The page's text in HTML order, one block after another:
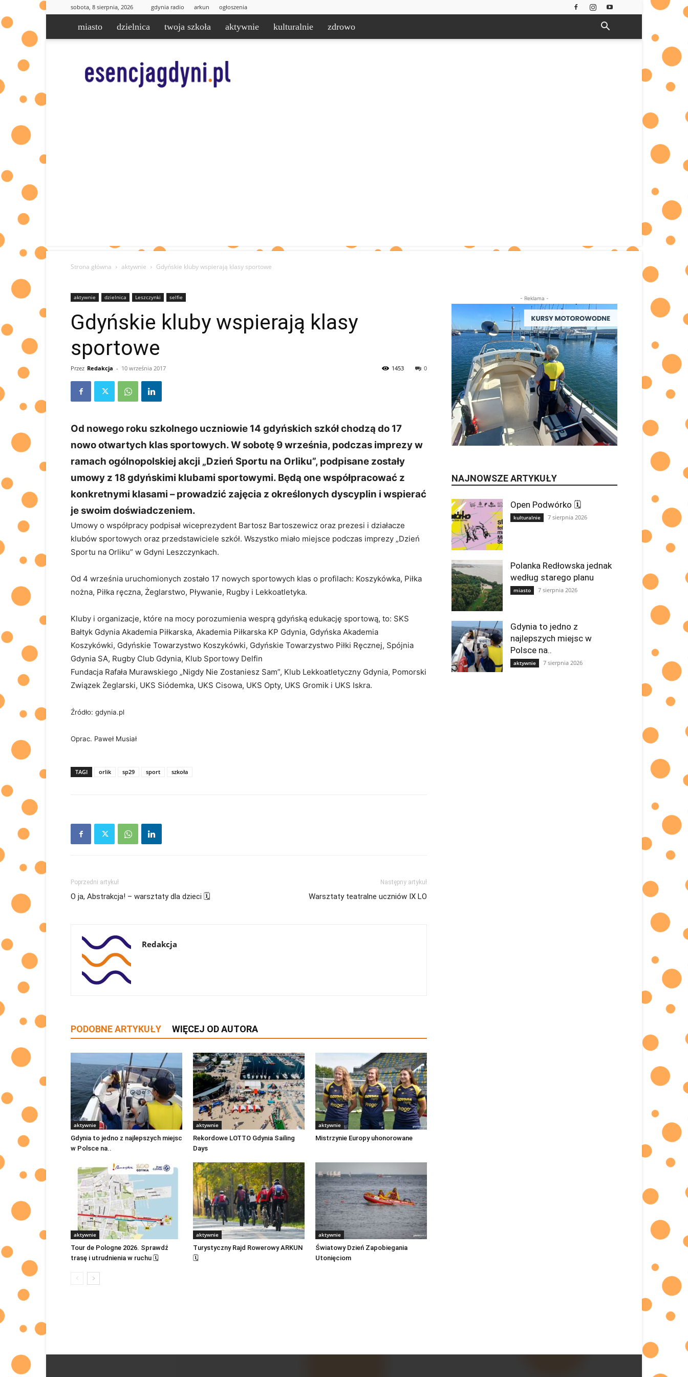
sobota, 8 sierpnia, 2026 gdynia radio arkun ogłoszenia
miasto dzielnica twoja szkoła aktywnie kulturalnie zdrowo
|
informacje
Strona główna aktywnie Gdyńskie kluby wspierają klasy sportowe
aktywnie dzielnica Leszczynki selfie
Gdyńskie kluby wspierają klasy
sportowe
Przez Redakcja - 10 września 2017 0
1453
Od nowego roku szkolnego uczniowie 14 gdyńskich szkół chodzą do 17
nowo otwartych klas sportowych. W sobotę 9 września, podczas imprezy w
ramach ogólnopolskiej akcji „Dzień Sportu na Orliku”, podpisane zostały
umowy z 18 gdyńskimi klubami sportowymi. Będą one współpracować z
konkretnymi klasami – prowadzić zajęcia z określonych dyscyplin i wspierać
je swoim doświadczeniem.
Umowy o współpracy podpisał wiceprezydent Bartosz Bartoszewicz oraz prezesi i działacze
klubów sportowych oraz przedstawiciele szkół. Wszystko miało miejsce podczas imprezy „Dzień
Sportu na Orliku” w Gdyni Leszczynkach.
Od 4 września uruchomionych zostało 17 nowych sportowych klas o profilach: Koszykówka, Piłka
nożna, Piłka ręczna, Żeglarstwo, Pływanie, Rugby i Lekkoatletyka.
Kluby i organizacje, które na mocy porozumienia wesprą gdyńską edukację sportową, to: SKS
Bałtyk Gdynia Akademia Piłkarska, Akademia Piłkarska KP Gdynia, Gdyńska Akademia
Koszykówki, Gdyńskie Towarzystwo Koszykówki, Gdyńskie Towarzystwo Piłki Ręcznej, Spójnia
Gdynia SA, Rugby Club Gdynia, Klub Sportowy Delfin
Fundacja Rafała Murawskiego „Nigdy Nie Zostaniesz Sam”, Klub Lekkoatletyczny Gdynia, Pomorski
Związek Żeglarski, UKS Siódemka, UKS Cisowa, UKS Opty, UKS Gromik i UKS Iskra.
Źródło: gdynia.pl
Oprac. Paweł Musiał
TAGI orlik sp29 sport szkoła
Poprzedni artykuł
O ja, Abstrakcja! – warsztaty dla dzieci 🗓
Następny artykuł
Warsztaty teatralne uczniów IX LO
Redakcja
PODOBNE ARTYKUŁY WIĘCEJ OD AUTORA
aktywnie
Gdynia to jedno z najlepszych miejsc
w Polsce na..
aktywnie
Rekordowe LOTTO Gdynia Sailing
Days
aktywnie
Mistrzynie Europy uhonorowane
aktywnie
Tour de Pologne 2026. Sprawdź
trasę i utrudnienia w ruchu 🗓
aktywnie
Turystyczny Rajd Rowerowy ARKUN
🗓
aktywnie
Światowy Dzień Zapobiegania
Utonięciom
- Reklama -
NAJNOWSZE ARTYKUŁY
Open Podwórko 🗓
kulturalnie 7 sierpnia 2026
Polanka Redłowska jednak
według starego planu
miasto 7 sierpnia 2026
Gdynia to jedno z
najlepszych miejsc w
Polsce na..
aktywnie 7 sierpnia 2026